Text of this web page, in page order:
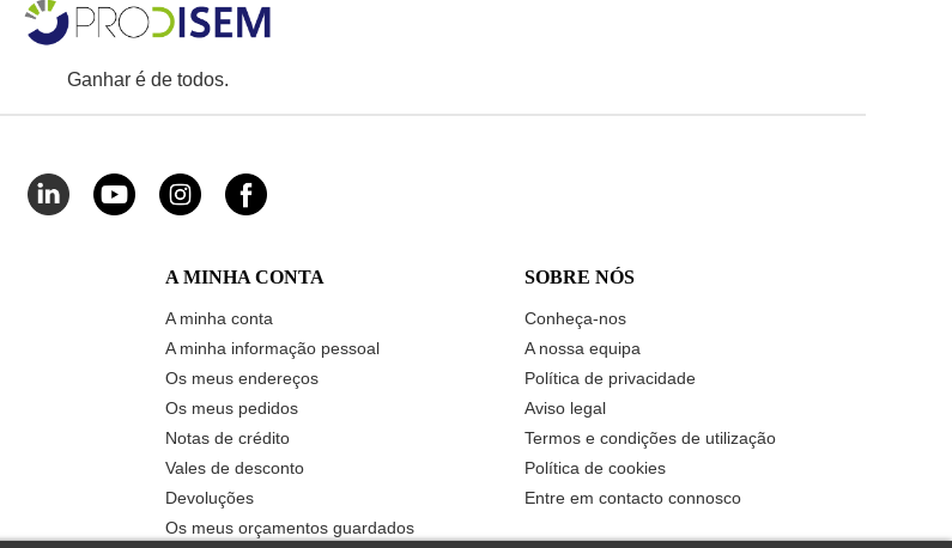
Ganhar é de todos.
A MINHA CONTA
A minha conta
A minha informação pessoal
Os meus endereços
Os meus pedidos
Notas de crédito
Vales de desconto
Devoluções
Os meus orçamentos guardados
SOBRE NÓS
Conheça-nos
A nossa equipa
Política de privacidade
Aviso legal
Termos e condições de utilização
Política de cookies
Entre em contacto connosco